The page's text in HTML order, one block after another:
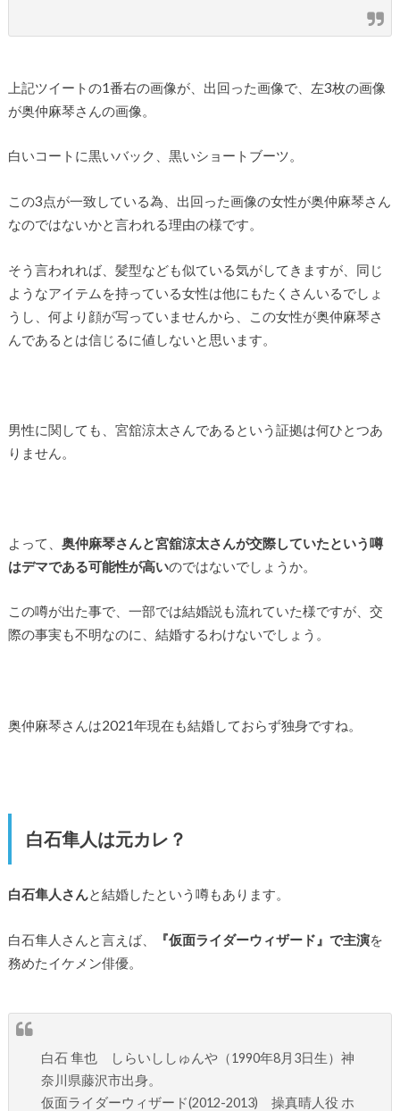
上記ツイートの1番右の画像が、出回った画像で、左3枚の画像
が奥仲麻琴さんの画像。
白いコートに黒いバック、黒いショートブーツ。
この3点が一致している為、出回った画像の女性が奥仲麻琴さん
なのではないかと言われる理由の様です。
そう言われれば、髪型なども似ている気がしてきますが、同じ
ようなアイテムを持っている女性は他にもたくさんいるでしょ
うし、何より顔が写っていませんから、この女性が奥仲麻琴さ
んであるとは信じるに値しないと思います。
男性に関しても、宮舘涼太さんであるという証拠は何ひとつあ
りません。
よって、 奥仲麻琴さんと宮舘涼太さんが交際していたという噂
はデマである可能性が高いのではないでしょうか。
この噂が出た事で、一部では結婚説も流れていた様ですが、交
際の事実も不明なのに、結婚するわけないでしょう。
奥仲麻琴さんは2021年現在も結婚しておらず独身ですね。
白石隼人は元カレ？
白石隼人さんと結婚したという噂もあります。
白石隼人さんと言えば、 『仮面ライダーウィザード』で主演を
務めたイケメン俳優。
白石 隼也 しらいししゅんや（1990年8月3日生）神
奈川県藤沢市出身。
仮面ライダーウィザード(2012-2013) 操真晴人役 ホ